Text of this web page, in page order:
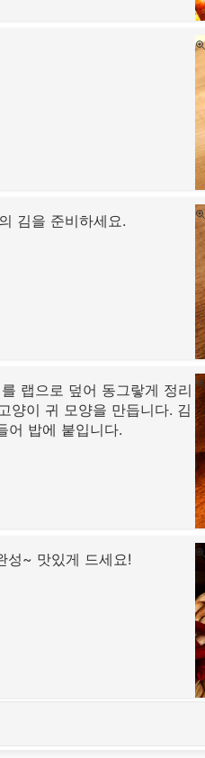
김을 준비하세요.
랩으로 덮어 동그랗게 정리
양이 귀 모양을 만듭니다. 김
어 밥에 붙입니다.
성~ 맛있게 드세요!